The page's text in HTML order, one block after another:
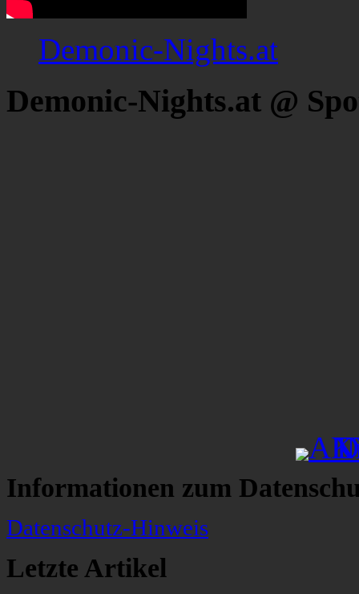
Demonic-Nights.at
Demonic-Nights.at @
Informationen zum
Datenschutz-Hinweis
Letzte Artikel